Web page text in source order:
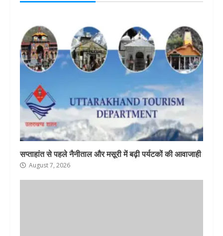
सप्ताहांत से पहले नैनीताल और मसूरी में बढ़ी पर्यटकों की आवाजाही
August 7, 2026